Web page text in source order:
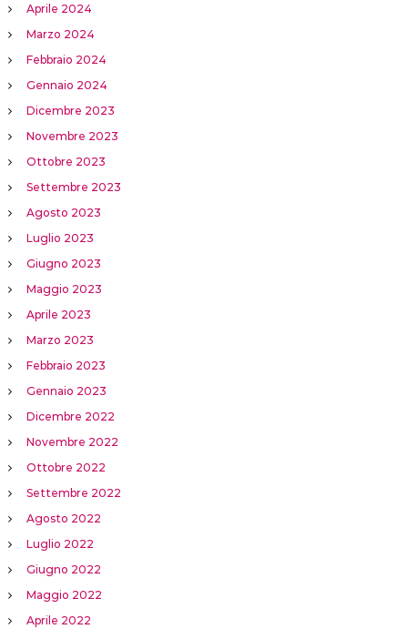
Aprile 2024
Marzo 2024
Febbraio 2024
Gennaio 2024
Dicembre 2023
Novembre 2023
Ottobre 2023
Settembre 2023
Agosto 2023
Luglio 2023
Giugno 2023
Maggio 2023
Aprile 2023
Marzo 2023
Febbraio 2023
Gennaio 2023
Dicembre 2022
Novembre 2022
Ottobre 2022
Settembre 2022
Agosto 2022
Luglio 2022
Giugno 2022
Maggio 2022
Aprile 2022